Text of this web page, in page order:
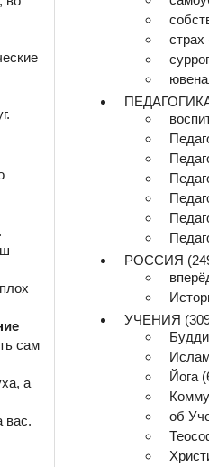
сам
а
вас.
страх
РОССИЯ
УЧЕНИЯ
Йога
об